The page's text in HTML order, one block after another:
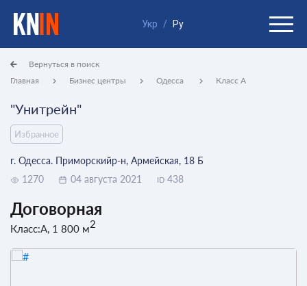
Укр / Ру
Главная Бизнес центры Одесса Класс A
Вернуться в поиск
"Унитрейн"
Избранное
г. Одесса. Приморскийр-н, Армейская, 18 Б
1270
04 августа 2021 ID 438
Договорная
Класс:A, 1 800 м2